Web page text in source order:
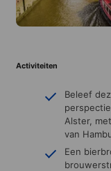
Activiteiten
Beleef
Alster,
van
Een